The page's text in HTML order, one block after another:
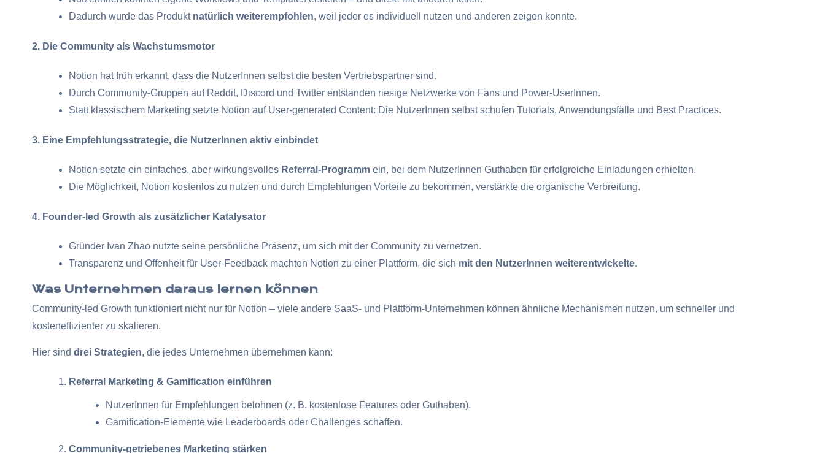
Dadurch wurde das Produkt natürlich weiterempfohlen, weil jeder es individuell nutzen und anderen zeigen konnte.
2. Die Community als Wachstumsmotor
Notion hat früh erkannt, dass die NutzerInnen selbst die besten Vertriebspartner sind.
Durch Community-Gruppen auf Reddit, Discord und Twitter entstanden riesige Netzwerke von Fans und Power-UserInnen.
Statt klassischem Marketing setzte Notion auf User-generated Content: Die NutzerInnen selbst schufen Tutorials, Anwendungsfälle und Best Practices.
3. Eine Empfehlungsstrategie, die NutzerInnen aktiv einbindet
Notion setzte ein einfaches, aber wirkungsvolles Referral-Programm ein, bei dem NutzerInnen Guthaben für erfolgreiche Einladungen erhielten.
Die Möglichkeit, Notion kostenlos zu nutzen und durch Empfehlungen Vorteile zu bekommen, verstärkte die organische Verbreitung.
4. Founder-led Growth als zusätzlicher Katalysator
Gründer Ivan Zhao nutzte seine persönliche Präsenz, um sich mit der Community zu vernetzen.
Transparenz und Offenheit für User-Feedback machten Notion zu einer Plattform, die sich mit den NutzerInnen weiterentwickelte.
Was Unternehmen daraus lernen können
Community-led Growth funktioniert nicht nur für Notion – viele andere SaaS- und Plattform-Unternehmen können ähnliche Mechanismen nutzen, um schneller und
kosteneffizienter zu skalieren.
Hier sind drei Strategien, die jedes Unternehmen übernehmen kann:
Referral Marketing & Gamification einführen
NutzerInnen für Empfehlungen belohnen (z. B. kostenlose Features oder Guthaben).
Gamification-Elemente wie Leaderboards oder Challenges schaffen.
Community-getriebenes Marketing stärken